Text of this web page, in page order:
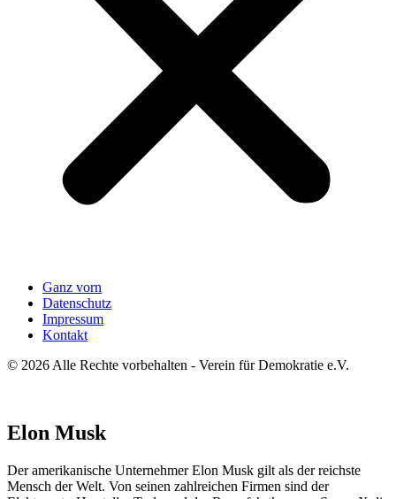
Ganz vorn
Datenschutz
Impressum
Kontakt
© 2026 Alle Rechte vorbehalten - Verein für Demokratie e.V.
Elon Musk
Der amerikanische Unternehmer Elon Musk gilt als der reichste
Mensch der Welt. Von seinen zahlreichen Firmen sind der